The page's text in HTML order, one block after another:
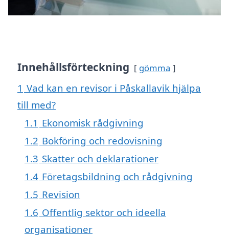
Innehållsförteckning gömma
1 Vad kan en revisor i Påskallavik hjälpa
till med?
1.1 Ekonomisk rådgivning
1.2 Bokföring och redovisning
1.3 Skatter och deklarationer
1.4 Företagsbildning och rådgivning
1.5 Revision
1.6 Offentlig sektor och ideella
organisationer